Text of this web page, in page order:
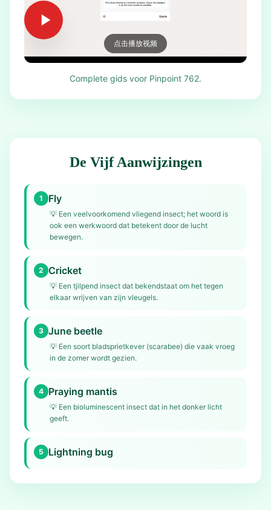
点击播放视频
Complete gids voor Pinpoint 762.
De Vijf Aanwijzingen
1 Fly
💡 Een veelvoorkomend vliegend insect; het woord is
ook een werkwoord dat betekent door de lucht
bewegen.
2 Cricket
💡 Een tjilpend insect dat bekendstaat om het tegen
elkaar wrijven van zijn vleugels.
3 June beetle
💡 Een soort bladsprietkever (scarabee) die vaak vroeg
in de zomer wordt gezien.
4 Praying mantis
💡 Een bioluminescent insect dat in het donker licht
geeft.
5 Lightning bug